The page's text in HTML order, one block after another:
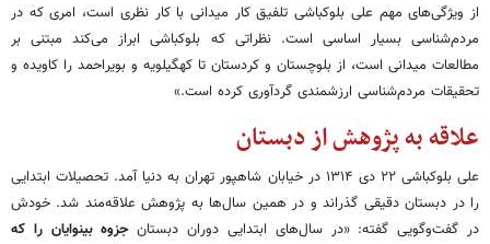
از ویژگی‌های مهم علی بلوکباشی تلفیق کار میدانی با کار نظری است، امری که در
مردم‌شناسی بسیار اساسی است. نظراتی که بلوکباشی ابراز می‌کند مبتنی بر
مطالعات میدانی است، از بلوچستان و کردستان تا کهگیلویه و بویراحمد را کاویده و
تحقیقات مردم‌شناسی ارزشمندی گردآوری کرده است.»
علاقه به پژوهش از دبستان
علی بلوکباشی ۲۲ دی ۱۳۱۴ در خیابان شاهپور تهران به دنیا آمد. تحصیلات ابتدایی
را در دبستان دقیقی گذراند و در همین سال‌ها به پژوهش علاقه‌مند شد. خودش
در گفت‌وگویی گفته: «در سال‌های ابتدایی دوران دبستانجزوه بینوایان را که